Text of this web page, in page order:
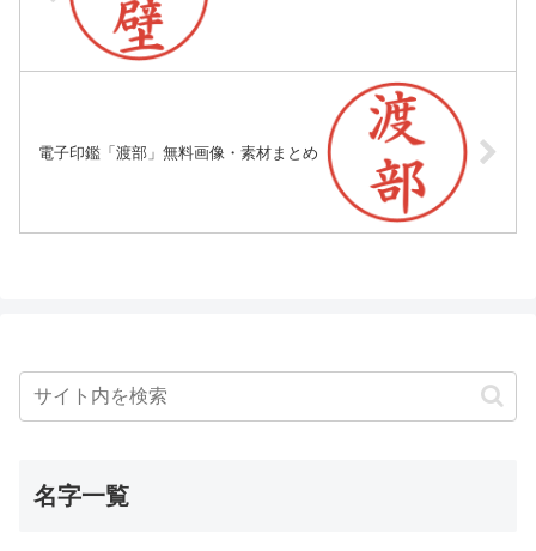
電子印鑑「渡部」無料画像・素材まとめ
名字一覧